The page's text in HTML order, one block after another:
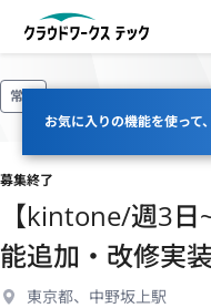
お気に入りの機能を使って
常駐
募集終了
【kintone/週3
能追加・改修実
東京都、中野坂上駅